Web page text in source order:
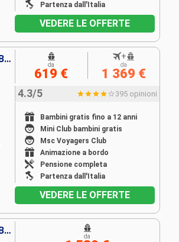
Partenza dall'Italia
VEDERE LE OFFERTE
ITALIA, FRANCIA, SPAGNA, MAROCCO, ANTIGUA E BARBUDA, SAINT MARTIN, SAN CRISTOFORO E NEVIS, REPUBBLICA DOMINICANA
4.3/5 395 opinioni
Bambini gratis fino a 12 anni
Mini Club bambini gratis
Msc Voyagers Club
Animazione a bordo
Pensione completa
Partenza dall'Italia
da
619 €
+
da
1 369 €
VEDERE LE OFFERTE
ITALIA, FRANCIA, SPAGNA, MAROCCO, ANTIGUA E BARBUDA, SAINT MARTIN, SAN CRISTOFORO E NEVIS, REPUBBLICA DOMINICANA, BARBADOS, MARTINICA, GUADALUPA, TORTOLA
da